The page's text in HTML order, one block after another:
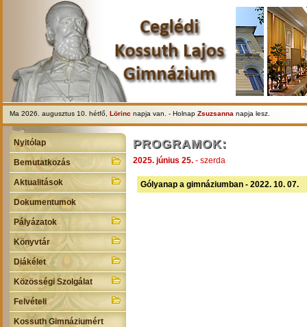
Ma 2026. augusztus 10. hétfő, Lörinc napja van. - Holnap Zsuzsanna napja lesz.
Nyitólap
Bemutatkozás
Aktualitások
Dokumentumok
Pályázatok
Könyvtár
Diákélet
Közösségi Szolgálat
Felvételi
Kossuth Gimnáziumért
PROGRAMOK:
2025. június 25. - szerda
Gólyanap a gimnáziumban - 2022. 10. 07.